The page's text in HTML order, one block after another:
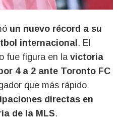
un nuevo récord a su
internacional . El
fue figura en la victoria
4 a 2 ante Toronto FC
que más rápido
directas en
de la MLS.